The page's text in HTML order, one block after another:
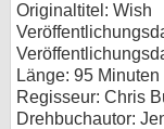
Originaltitel: Wish
Länge: 95 Minuten
Regisseur: Chris
Drehbuchautor: